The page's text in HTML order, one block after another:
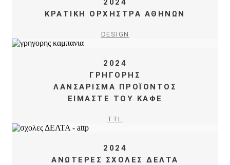
2024
ΚΡΑΤΙΚΗ ΟΡΧΗΣΤΡΑ ΑΘΗΝΩΝ
DESIGN
2024
ΓΡΗΓΟΡΗΣ
ΛΑΝΣΑΡΙΣΜΑ ΠΡΟÏΟΝΤΟΣ
ΕΙΜΑΣΤΕ ΤΟΥ ΚΑΦΕ
TTL
2024
ΑΝΩΤΕΡΕΣ ΣΧΟΛΕΣ ΔΕΛΤΑ